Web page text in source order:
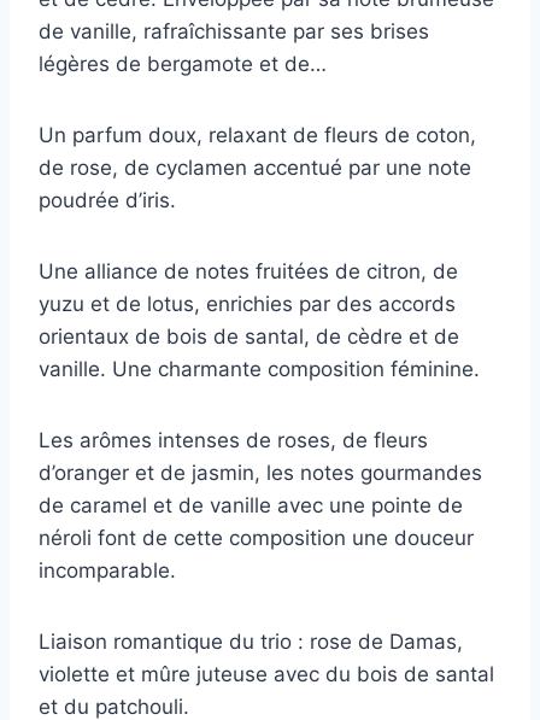
de vanille, rafraîchissante par ses brises
légères de bergamote et de…
Un parfum doux, relaxant de fleurs de coton,
de rose, de cyclamen accentué par une note
poudrée d’iris.
Une alliance de notes fruitées de citron, de
yuzu et de lotus, enrichies par des accords
orientaux de bois de santal, de cèdre et de
vanille. Une charmante composition féminine.
Les arômes intenses de roses, de fleurs
d’oranger et de jasmin, les notes gourmandes
de caramel et de vanille avec une pointe de
néroli font de cette composition une douceur
incomparable.
Liaison romantique du trio : rose de Damas,
violette et mûre juteuse avec du bois de santal
et du patchouli.